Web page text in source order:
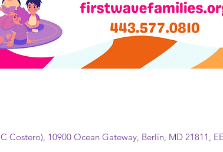
Costero), 10900 Ocean Gateway, Berlín, MD 21811,